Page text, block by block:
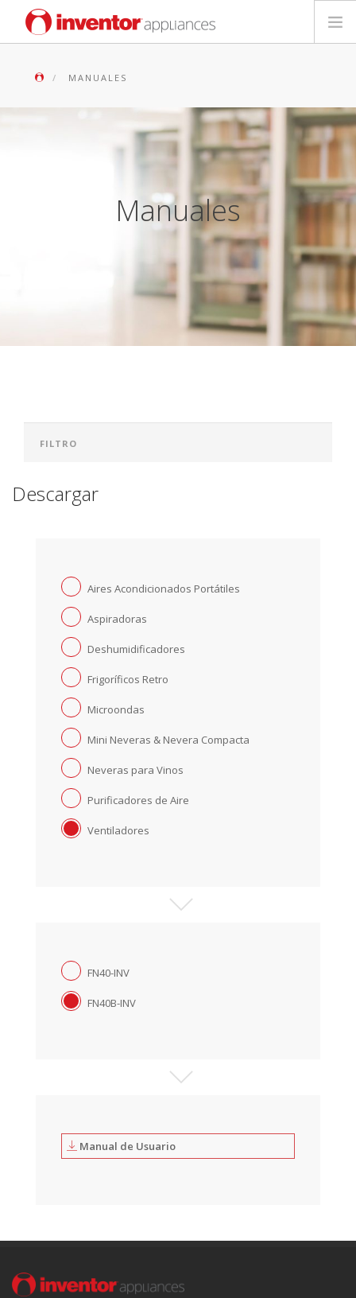
English
MANUALES
Manuales
Descargar
Aires Acondicionados Portátiles
Aspiradoras
Deshumidificadores
Frigoríficos Retro
Microondas
Mini Neveras & Nevera Compacta
Neveras para Vinos
Purificadores de Aire
Ventiladores
FN40-INV
FN40B-INV
Manual de Usuario